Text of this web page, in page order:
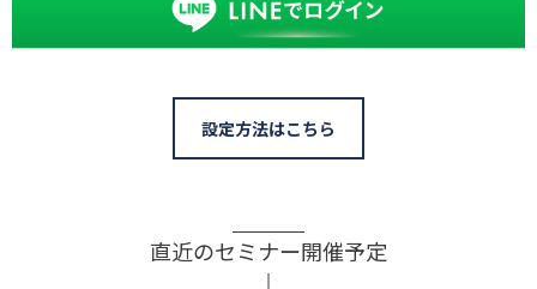
設定方法はこちら
直近のセミナー開催予定